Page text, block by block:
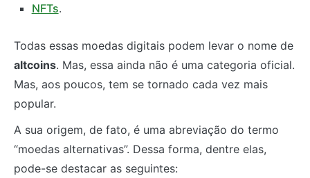
NFTs.
Todas essas moedas digitais podem levar o nome de
altcoins. Mas, essa ainda não é uma categoria oficial.
Mas, aos poucos, tem se tornado cada vez mais
popular.
A sua origem, de fato, é uma abreviação do termo
“moedas alternativas”. Dessa forma, dentre elas,
pode-se destacar as seguintes: